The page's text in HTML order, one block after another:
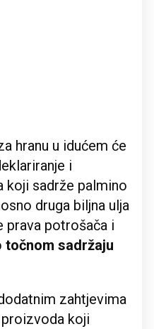
hranu u idućem će
i
koji sadrže palmino
druga biljna ulja
prava potrošača i
točnom sadržaju
zahtjevima
koji